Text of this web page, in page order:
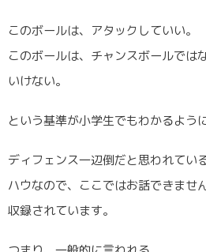
このボールは、アタックしていい。
このボールは、チャンスボールでは
いけない。
という基準が小学生でもわかるよう
ディフェンス一辺倒だと思われてい
ハウなので、ここではお話できませ
収録されています。